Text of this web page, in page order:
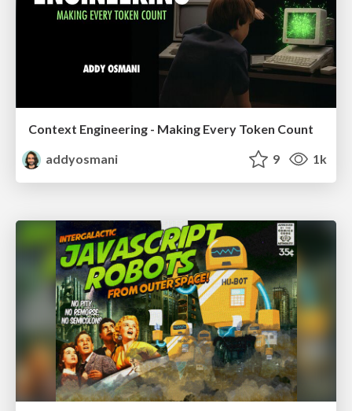
Context Engineering - Making Every Token Count
addyosmani
9 1k